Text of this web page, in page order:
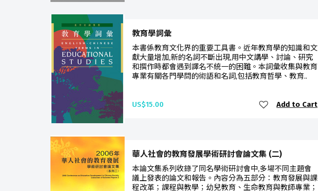
教育學詞彙
本書係教育文化界的重要工具書。近年教育學的知識和文
獻大量增加,新的名詞不斷出現,用中文講學、討論、研究
和撰作時都會遇到譯名不統一的困難。本詞彙收集與教育
專業有關各門學問的術語和名詞,包括教育哲學、教育..
US$15.00 Add to Cart
華人社會的教育發展學術研討會論文集 (二)
本論文集系列收錄了同名學術研討會中,多場不同主題會
議上發表的論文和報告。內容分為五部分：教育發展與課
程改革；課程與教學；幼兒教育、生命教育與教師專業；